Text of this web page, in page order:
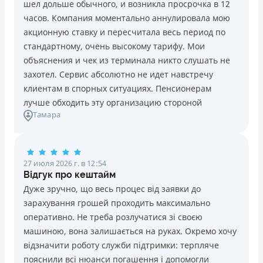
Погашение
В кассах и терминалах отделений
Оплата на расчетный счёт
Онлайн (через сайт или интернет-банкинг)
Через терминалы самообслуживания
Лицензия НБУ
Лицензия НБУ №10
Вся информация о кредите
ПОЛУЧИТЬ ЗАЙМ
Возраст
18 - 70 лет
Преимущества
Сниженная процентная ставка 0,01% в день для
новых клиентов на период от 3 до 30 дней (после
этого стандартная ставка 1%)
Запрашиваются только данные паспорта, ИНН, номер
банковской карты и телефона
проблемной кредитной историей.
Переводятся деньги на банковскую карту сразу после
подписания электронного договора о предоставлении
кредита
Дарятся скидки до -99% постоянным клиентам на
будущие кредиты согласно программе лояльности
Программа лояльности для постоянных клиентов
Круглосуточная поддержка в Viber, Telegram,
шел дольше обычного, и возникла просрочка в 12
часов. Компания моментально аннулировала мою
акционную ставку и пересчитала весь период по
стандартному, очень высокому тарифу. Мои
объяснения и чек из терминала никто слушать не
захотел. Сервис абсолютно не идет навстречу
клиентам в спорных ситуациях. Пенсионерам
лучше обходить эту организацию стороной
Тамара
27 июля 2026 г. в 12:54
Відгук про кештайм
Дуже зручно, що весь процес від заявки до
зарахування грошей проходить максимально
оперативно. Не треба розлучатися зі своєю
машиною, вона залишається на руках. Окремо хочу
відзначити роботу служби підтримки: терпляче
пояснили всі нюанси погашення і допомогли